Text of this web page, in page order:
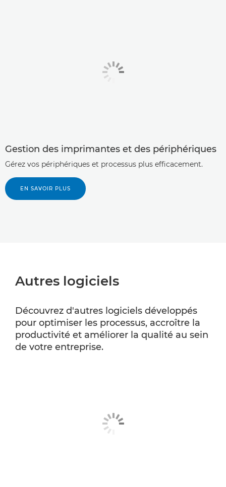
Gestion des imprimantes et des périphériques
Gérez vos périphériques et processus plus efficacement.
EN SAVOIR PLUS
Autres logiciels
Découvrez d'autres logiciels développés
pour optimiser les processus, accroître la
productivité et améliorer la qualité au sein
de votre entreprise.